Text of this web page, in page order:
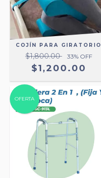
COJÍN PARA GIRATORIO
$1,800.00 33% OFF
$1,200.00
OFERTA